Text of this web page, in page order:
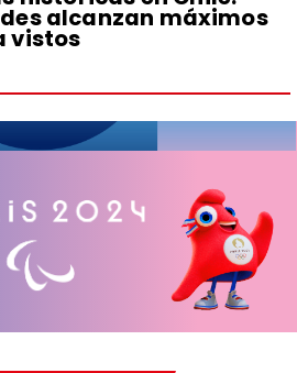
alcanzan máximos
vistos